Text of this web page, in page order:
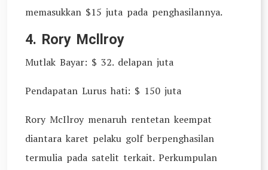
memasukkan $15 juta pada penghasilannya.
4. Rory Mcllroy
Mutlak Bayar: $ 32. delapan juta
Pendapatan Lurus hati: $ 150 juta
Rory McIlroy menaruh rentetan keempat
diantara karet pelaku golf berpenghasilan
termulia pada satelit terkait. Perkumpulan